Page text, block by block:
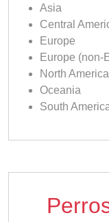
Asia
Central
Europe
Europe (non-
North America
Oceania
South